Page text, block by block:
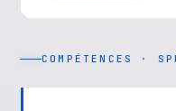
COMPÉTENCES ·